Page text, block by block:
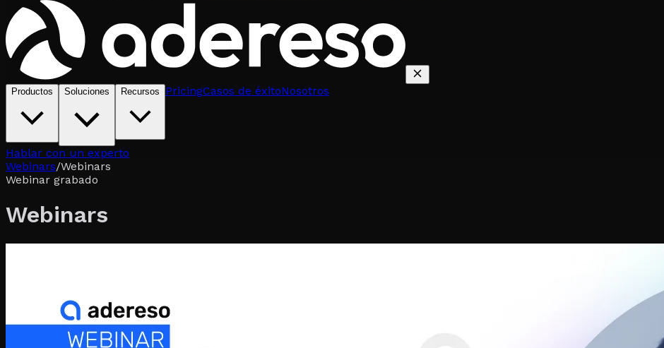
Productos Soluciones Recursos PricingCasos de éxitoNosotros
Hablar con un experto
Webinars/Webinars
Webinar grabado
Webinars